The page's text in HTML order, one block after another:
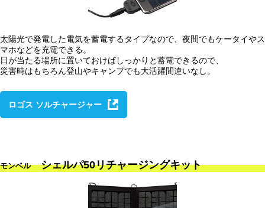
太陽光で発電した電気を蓄電するタイプなので、夜間でもケータイやス
マホなどを充電できる。
日が当たる場所に置いておけばしっかりと蓄電できるので、
災害時はもちろん登山やキャンプでも大活躍間違いなし。
ロゴス ソルチャージャー
モンベルシェルパ50リチャージングキット